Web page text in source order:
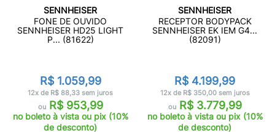
SENNHEISER
FONE DE OUVIDO
SENNHEISER HD25 LIGHT
P... (81622)
R$ 1.059,99
12x de R$ 88,33 sem juros
ouR$ 953,99
no boleto à vista ou pix (10%
de desconto)
SENNHEISER
RECEPTOR BODYPACK
SENNHEISER EK IEM G4...
(82091)
R$ 4.199,99
12x de R$ 350,00 sem juros
ouR$ 3.779,99
no boleto à vista ou pix (10%
de desconto)